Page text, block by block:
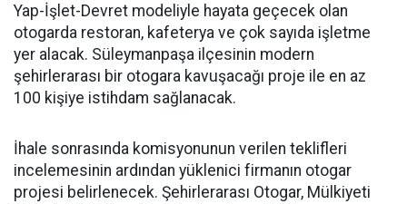
Yap-İşlet-Devret modeliyle hayata geçecek olan
otogarda restoran, kafeterya ve çok sayıda işletme
yer alacak. Süleymanpaşa ilçesinin modern
şehirlerarası bir otogara kavuşacağı proje ile en az
100 kişiye istihdam sağlanacak.
İhale sonrasında komisyonunun verilen teklifleri
incelemesinin ardından yüklenici firmanın otogar
projesi belirlenecek. Şehirlerarası Otogar, Mülkiyeti